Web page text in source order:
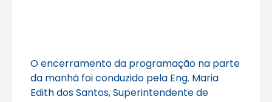
O encerramento da programação na parte
da manhã foi conduzido pela Eng. Maria
Edith dos Santos, Superintendente de